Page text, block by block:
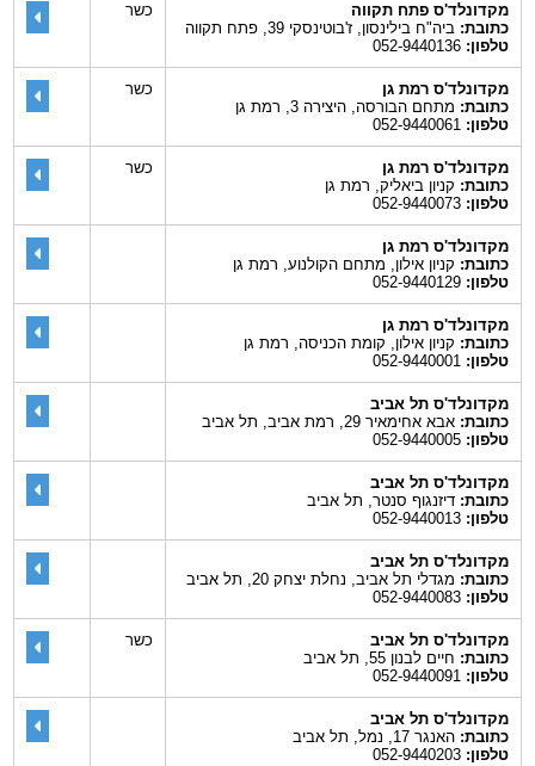
מקדונלד'ס פתח תקווה
כתובת:ביה"ח בילינסון, ז'בוטינסקי 39, פתח תקווה
טלפון:052-9440136
כשר
מקדונלד'ס רמת גן
כתובת:מתחם הבורסה, היצירה 3, רמת גן
טלפון:052-9440061
כשר
מקדונלד'ס רמת גן
כתובת:קניון ביאליק, רמת גן
טלפון:052-9440073
כשר
מקדונלד'ס רמת גן
כתובת:קניון אילון, מתחם הקולנוע, רמת גן
טלפון:052-9440129
מקדונלד'ס רמת גן
כתובת:קניון אילון, קומת הכניסה, רמת גן
טלפון:052-9440001
מקדונלד'ס תל אביב
כתובת:אבא אחימאיר 29, רמת אביב, תל אביב
טלפון:052-9440005
מקדונלד'ס תל אביב
כתובת:דיזנגוף סנטר, תל אביב
טלפון:052-9440013
מקדונלד'ס תל אביב
כתובת:מגדלי תל אביב, נחלת יצחק 20, תל אביב
טלפון:052-9440083
מקדונלד'ס תל אביב
כתובת:חיים לבנון 55, תל אביב
טלפון:052-9440091
כשר
מקדונלד'ס תל אביב
כתובת:האנגר 17, נמל, תל אביב
טלפון:052-9440203